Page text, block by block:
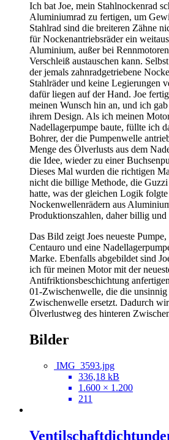
Ich bat Joe, mein Stahlnockenrad
Aluminiumrad zu fertigen, um
Stahlrad sind die breiteren Zähne
für Nockenantriebsräder ein
Aluminium, außer bei
Verschleiß austauschen kann.
der jemals zahnradgetriebene
Stahlräder und keine Legierungen
dafür liegen auf der Hand. Joe
meinen Wunsch hin an, und ich
ihrem Design. Als ich meinen
Nadellagerpumpe baute, füllte ich
Bohrer, der die Pumpenwelle
Menge des Ölverlusts aus dem
die Idee, wieder zu einer
Dieses Mal wurden die richtigen
nicht die billige Methode, die
hatte, was der gleichen Logik
Nockenwellenrädern aus
Produktionszahlen, daher billig und
Das Bild zeigt Joes neueste
Centauro und eine
Marke. Ebenfalls abgebildet sind
ich für meinen Motor mit der
Antifriktionsbeschichtung
01-Zwischenwelle, die die
Zwischenwelle ersetzt. Dadurch
Ölverlustweg des hinteren
Bilder
IMG_3593.jpg
336,18 kB
1.600 × 1.200
211